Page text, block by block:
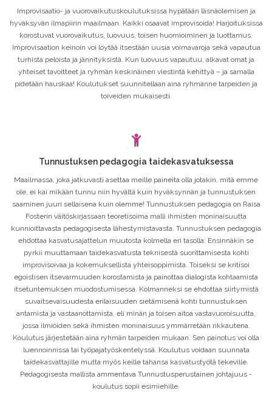
Improvisaatio- ja vuorovaikutuskoulutuksissa hypätään läsnäolemisen ja
hyväksyvän ilmapiirin maailmaan. Kaikki osaavat improvisoida! Harjoituksissa
korostuvat vuorovaikutus, luovuus, toisen huomioiminen ja luottamus.
Improvisaation keinoin voi löytää itsestään uusia voimavaroja sekä vapautua
turhista peloista ja jännityksistä. Kun luovuus vapautuu, alkavat omat ja
yhteiset tavoitteet ja ryhmän keskinäinen viestintä kehittyä – ja samalla
pidetään hauskaa! Koulutukset suunnitellaan aina ryhmänne tarpeiden ja
toiveiden mukaisesti.
Tunnustuksen pedagogia taidekasvatuksessa
Maailmassa, joka jatkuvasti asettaa meille paineita olla jotakin, mitä emme
ole, ei kai mikään tunnu niin hyvältä kuin hyväksynnän ja tunnustuksen
saaminen juuri sellaisena kuin olemme! Tunnustuksen pedagogia on Raisa
Fosterin väitöskirjassaan teoretisoima malli ihmisten moninaisuutta
kunnioittavasta pedagogisesta lähestymistavasta. Tunnustuksen pedagogia
ehdottaa kasvatusajattelun muutosta kolmella eri tasolla: Ensinnäkin se
pyrkii muuttamaan taidekasvatusta teknisestä suorittamisesta kohti
improvisoivaa ja kokemuksellista yhteisoppimista. Toiseksi se kritisoi
egoistisen itsevarmuuden korostamista ja painottaa dialogista kohtaamista
itsetuntemuksen muodostumisessa. Kolmanneksi se ehdottaa siirtymistä
suvaitsevaisuudesta erilaisuuden sietämisenä kohti tunnustuksen
antamista ja vastaanottamista, eli minän ja toisen aitoa vastavuoroisuutta,
jossa ilmiöiden sekä ihmisten moninaisuus ymmärretään rikkautena.
Koulutus järjestetään aina ryhmän tarpeiden mukaan. Sen painotus voi olla
luennoinnissa tai työpajatyöskentelyssä. Koulutus voidaan suunnata
taidekasvattajille mutta myös keille tahansa kasvatustyötä tekeville.
Pedagogisesta mallista ammentava Tunnustusperustainen johtajuus -
koulutus sopii esimiehille.